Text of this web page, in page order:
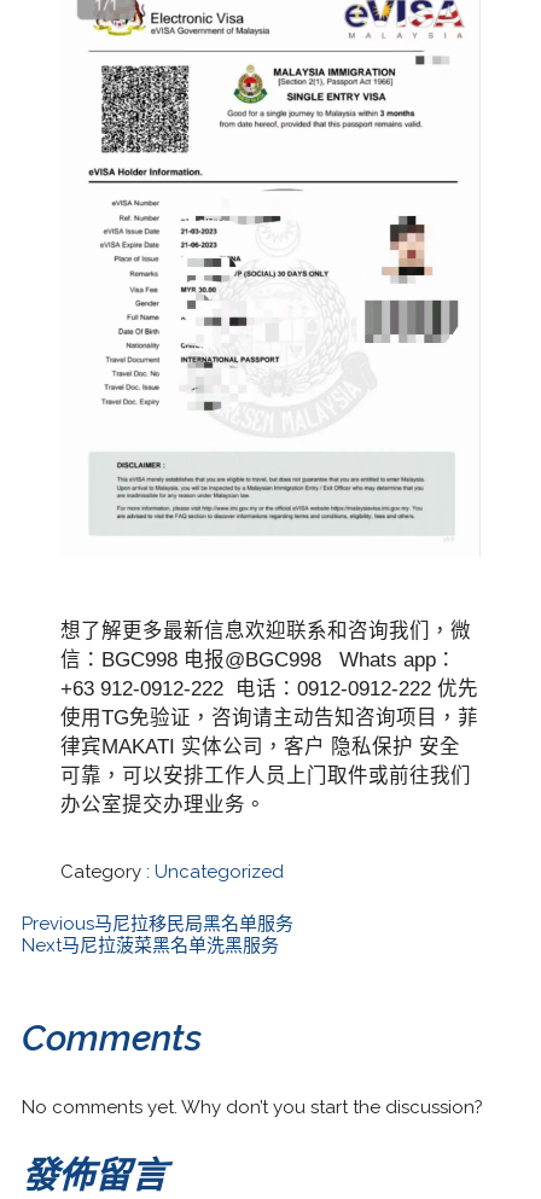
想了解更多最新信息欢迎联系和咨询我们，微
信：BGC998 电报@BGC998 Whats app：
+63 912-0912-222 电话：0912-0912-222 优先
使用TG免验证，咨询请主动告知咨询项目，菲
律宾MAKATI 实体公司，客户 隐私保护 安全
可靠，可以安排工作人员上门取件或前往我们
办公室提交办理业务。
Category : Uncategorized
Previous马尼拉移民局黑名单服务
Next马尼拉菠菜黑名单洗黑服务
Comments
No comments yet. Why don’t you start the discussion?
發佈留言